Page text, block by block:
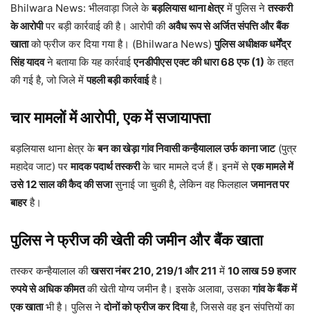
Bhilwara News: भीलवाड़ा जिले केबड़लियास थाना क्षेत्रमें पुलिस नेतस्करी
के आरोपीपर बड़ी कार्रवाई की है। आरोपी कीअवैध रूप से अर्जित संपत्ति और बैंक
खाताको फ्रीज कर दिया गया है। (Bhilwara News)पुलिस अधीक्षक धर्मेंद्र
सिंह यादवने बताया कि यह कार्रवाईएनडीपीएस एक्ट की धारा 68 एफ (1) के तहत
की गई है, जो जिले मेंपहली बड़ी कार्रवाईहै।
चार मामलों में आरोपी, एक में सजायाफ्ता
बड़लियास थाना क्षेत्र केबन का खेड़ा गांव निवासी कन्हैयालाल उर्फ काना जाट(पुत्र
महादेव जाट) परमादक पदार्थ तस्करीके चार मामले दर्ज हैं। इनमें सेएक मामले में
उसे 12 साल की कैद की सजासुनाई जा चुकी है, लेकिन वह फिलहालजमानत पर
बाहरहै।
पुलिस ने फ्रीज की खेती की जमीन और बैंक खाता
तस्कर कन्हैयालाल कीखसरा नंबर 210, 219/1 और 211 में 10 लाख 59 हजार
रुपये से अधिक कीमतकी खेती योग्य जमीन है। इसके अलावा, उसकागांव के बैंक में
एक खाताभी है। पुलिस नेदोनों को फ्रीज कर दियाहै, जिससे वह इन संपत्तियों का